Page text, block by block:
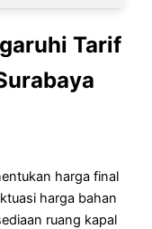
Tarif
harga final
harga bahan
ruang kapal